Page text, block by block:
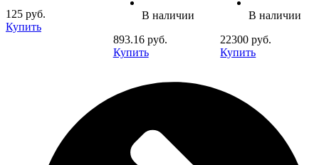
125 руб.
Купить
В наличии
893.16 руб.
Купить
В наличии
22300 руб.
Купить